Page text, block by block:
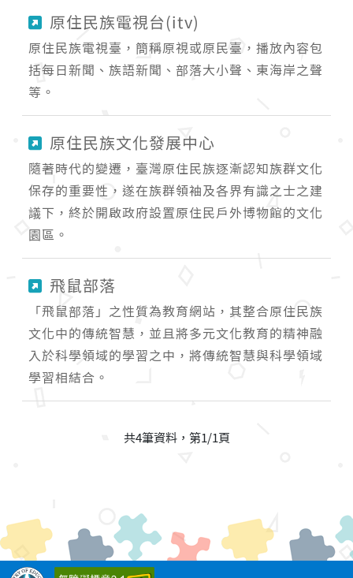
原住民族電視台(itv)
原住民族電視臺，簡稱原視或原民臺，播放內容包
括每日新聞、族語新聞、部落大小聲、東海岸之聲
等。
原住民族文化發展中心
隨著時代的變遷，臺灣原住民族逐漸認知族群文化
保存的重要性，遂在族群領袖及各界有識之士之建
議下，終於開啟政府設置原住民戶外博物館的文化
園區。
飛鼠部落
「飛鼠部落」之性質為教育網站，其整合原住民族
文化中的傳統智慧，並且將多元文化教育的精神融
入於科學領域的學習之中，將傳統智慧與科學領域
學習相結合。
共4筆資料，第1/1頁